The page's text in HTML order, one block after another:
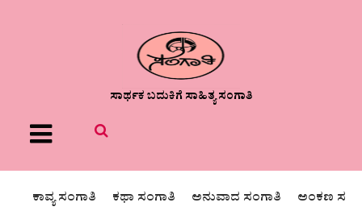
ಸಾರ್ಥಕ ಬದುಕಿಗೆ ಸಾಹಿತ್ಯ ಸಂಗಾತಿ
Menu
ಕಾವ್ಯ ಸಂಗಾತಿ ಕಥಾ ಸಂಗಾತಿ ಅನುವಾದ ಸಂಗಾತಿ ಅಂಕಣ